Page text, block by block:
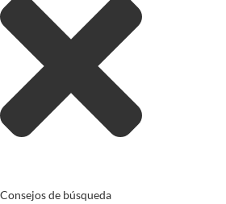
Consejos de búsqueda